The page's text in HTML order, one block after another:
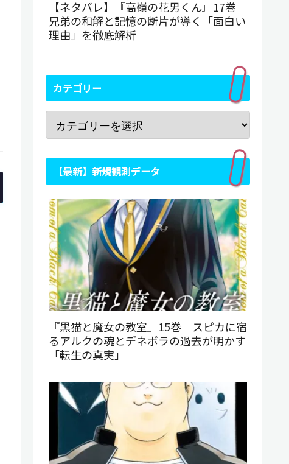
【ネタバレ】『高嶺の花男くん』17巻｜
兄弟の和解と記憶の断片が導く「面白い
理由」を徹底解析
カテゴリー
【最新】新規観測データ
『黒猫と魔女の教室』15巻｜スピカに宿
るアルクの魂とデネボラの過去が明かす
「転生の真実」